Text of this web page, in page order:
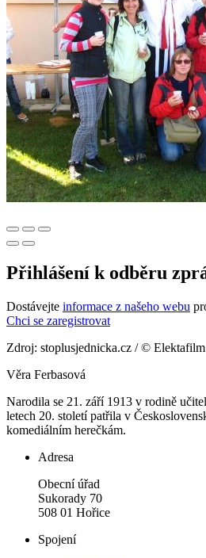
Přihlášení k odběru
Dostávejte informace z našeho webu
Chci se zaregistrovat
Zdroj: stoplusjednicka.cz / © Elektafilm
Věra Ferbasová
Narodila se 21. září 1913 v rodině
letech 20. století patřila v
komediálním herečkám.
Adresa
Obecní úřad
Sukorady 70
508 01 Hořice
Spojení